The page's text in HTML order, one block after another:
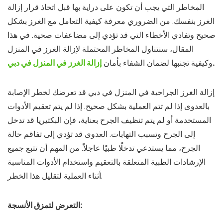
المخاطر التي يجب أن تكون على دراية بها قبل اتخاذ قرار إزالة
الغرز بنفسك. من الضروري معرفة كيفية التعامل مع الغرز بشكل
صحيح وتفادي الأخطاء التي قد تؤدي إلى مضاعفات صحية. في هذا
المقال، سنتناول المخاطر المحتملة لإزالة الغرز في المنزل
وكيفية تجنبها لضمان الشفاء بأمان إزالة الغرز في المنزل في دبي .
إزالة الغرز الجراحية في المنزل في دبي قد تعرضك لخطر الإصابة
بالعدوى إذا لم تتم العملية بشكل صحيح. إذا لم يتم تعقيم الأدوات
المستخدمة أو لم يتم تنظيف الجرح بعناية، فإن البكتيريا قد تدخل
إلى الجرح وتسبب التهابات. العدوى قد تؤدي إلى تفاقم حالة
الجرح، مما يستدعي تدخلًا طبيًا عاجلاً. من المهم أن تتبع جميع
الإرشادات الطبية المتعلقة بالتعقيم واستخدام الأدوات المناسبة
أثناء العملية لتقليل هذا الخطر.
التعرض لتمزق الأنسجة: